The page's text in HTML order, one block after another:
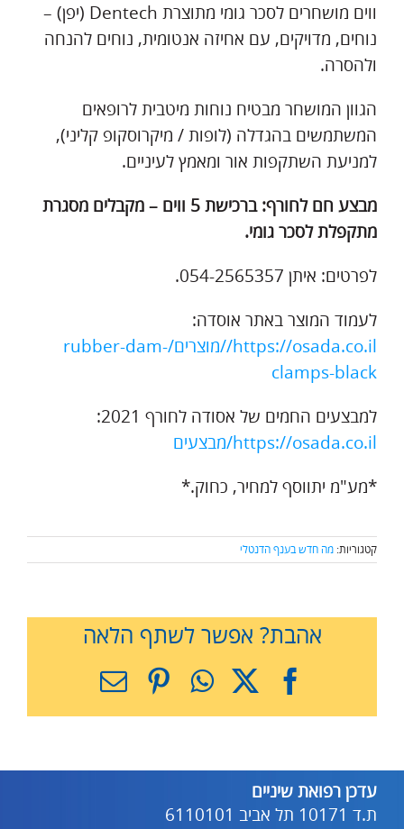
ווים מושחרים לסכר גומי מתוצרת Dentech (יפן) –
נוחים, מדויקים, עם אחיזה אנטומית, נוחים להנחה
ולהסרה.
הגוון המושחר מבטיח נוחות מיטבית לרופאים
המשתמשים בהגדלה (לופות / מיקרוסקופ קליני),
למניעת השתקפות אור ומאמץ לעיניים.
מבצע חם לחורף: ברכישת 5 ווים – מקבלים מסגרת
מתקפלת לסכר גומי.
לפרטים: איתן 054-2565357.
לעמוד המוצר באתר אוסדה:
https://osada.co.il//מוצרים/rubber-dam-
clamps-black
למבצעים החמים של אסודה לחורף 2021:
https://osada.co.il/מבצעים
*מע"מ יתווסף למחיר, כחוק.*
קטגוריות: מה חדש בענף הדנטלי
אהבת? אפשר לשתף הלאה
Facebook
X
WhatsApp
Pinterest
כתובת
עדכן רפואת שיניים
ת.ד 10171 תל אביב 6110101